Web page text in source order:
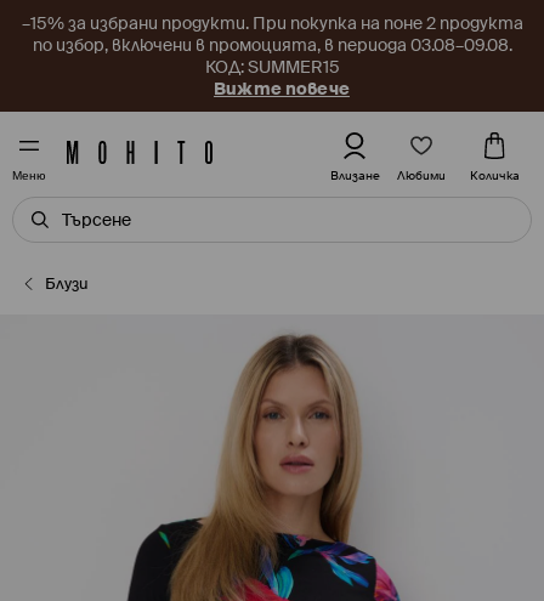
–15% за избрани продукти. При покупка на поне 2 продукта
по избор, включени в промоцията, в периода 03.08–09.08.
КОД: SUMMER15
Вижте повече
Меню Влизане Любими Количка
Блузи